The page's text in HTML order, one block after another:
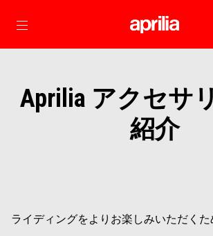
メインコンテンツへ
Aprilia アクセサ
紹介
ライディングをよりお楽しみいただく